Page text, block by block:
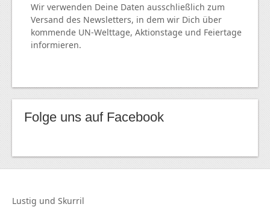
Wir verwenden Deine Daten ausschließlich zum
Versand des Newsletters, in dem wir Dich über
kommende UN-Welttage, Aktionstage und Feiertage
informieren.
Folge uns auf Facebook
Lustig und Skurril